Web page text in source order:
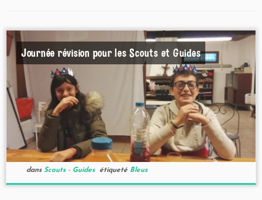
Journée révision pour les Scouts et Guides
dans Scouts - Guides étiqueté Bleus